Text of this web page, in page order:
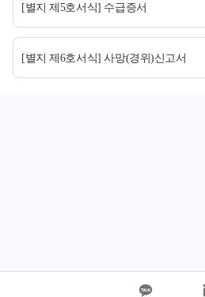
[별지 제5호서식] 수급증서
[별지 제6호서식] 사망(경위)신고서